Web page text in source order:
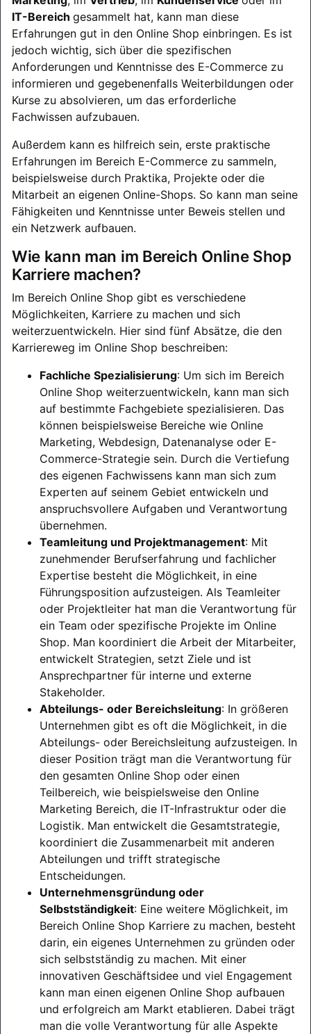
IT-Bereich gesammelt hat, kann man diese
Erfahrungen gut in den Online Shop einbringen. Es ist
jedoch wichtig, sich über die spezifischen
Anforderungen und Kenntnisse des E-Commerce zu
informieren und gegebenenfalls Weiterbildungen oder
Kurse zu absolvieren, um das erforderliche
Fachwissen aufzubauen.
Außerdem kann es hilfreich sein, erste praktische
Erfahrungen im Bereich E-Commerce zu sammeln,
beispielsweise durch Praktika, Projekte oder die
Mitarbeit an eigenen Online-Shops. So kann man seine
Fähigkeiten und Kenntnisse unter Beweis stellen und
ein Netzwerk aufbauen.
Wie kann man im Bereich Online Shop
Karriere machen?
Im Bereich Online Shop gibt es verschiedene
Möglichkeiten, Karriere zu machen und sich
weiterzuentwickeln. Hier sind fünf Absätze, die den
Karriereweg im Online Shop beschreiben:
Fachliche Spezialisierung: Um sich im Bereich
Online Shop weiterzuentwickeln, kann man sich
auf bestimmte Fachgebiete spezialisieren. Das
können beispielsweise Bereiche wie Online
Marketing, Webdesign, Datenanalyse oder E-
Commerce-Strategie sein. Durch die Vertiefung
des eigenen Fachwissens kann man sich zum
Experten auf seinem Gebiet entwickeln und
anspruchsvollere Aufgaben und Verantwortung
übernehmen.
Teamleitung und Projektmanagement: Mit
zunehmender Berufserfahrung und fachlicher
Expertise besteht die Möglichkeit, in eine
Führungsposition aufzusteigen. Als Teamleiter
oder Projektleiter hat man die Verantwortung für
ein Team oder spezifische Projekte im Online
Shop. Man koordiniert die Arbeit der Mitarbeiter,
entwickelt Strategien, setzt Ziele und ist
Ansprechpartner für interne und externe
Stakeholder.
Abteilungs- oder Bereichsleitung: In größeren
Unternehmen gibt es oft die Möglichkeit, in die
Abteilungs- oder Bereichsleitung aufzusteigen. In
dieser Position trägt man die Verantwortung für
den gesamten Online Shop oder einen
Teilbereich, wie beispielsweise den Online
Marketing Bereich, die IT-Infrastruktur oder die
Logistik. Man entwickelt die Gesamtstrategie,
koordiniert die Zusammenarbeit mit anderen
Abteilungen und trifft strategische
Entscheidungen.
Unternehmensgründung oder
Selbstständigkeit: Eine weitere Möglichkeit, im
Bereich Online Shop Karriere zu machen, besteht
darin, ein eigenes Unternehmen zu gründen oder
sich selbstständig zu machen. Mit einer
innovativen Geschäftsidee und viel Engagement
kann man einen eigenen Online Shop aufbauen
und erfolgreich am Markt etablieren. Dabei trägt
man die volle Verantwortung für alle Aspekte